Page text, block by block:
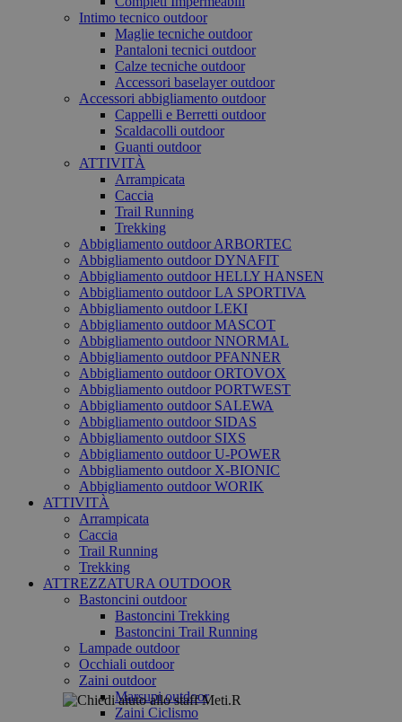
Intimo tecnico outdoor
Maglie tecniche outdoor
Pantaloni tecnici outdoor
Calze tecniche outdoor
Accessori baselayer outdoor
Accessori abbigliamento outdoor
Cappelli e Berretti outdoor
Scaldacolli outdoor
Guanti outdoor
ATTIVITÀ
Arrampicata
Caccia
Trail Running
Trekking
Abbigliamento outdoor ARBORTEC
Abbigliamento outdoor DYNAFIT
Abbigliamento outdoor HELLY HANSEN
Abbigliamento outdoor LA SPORTIVA
Abbigliamento outdoor LEKI
Abbigliamento outdoor MASCOT
Abbigliamento outdoor NNORMAL
Abbigliamento outdoor PFANNER
Abbigliamento outdoor ORTOVOX
Abbigliamento outdoor PORTWEST
Abbigliamento outdoor SALEWA
Abbigliamento outdoor SIDAS
Abbigliamento outdoor SIXS
Abbigliamento outdoor U-POWER
Abbigliamento outdoor X-BIONIC
Abbigliamento outdoor WORIK
ATTIVITÀ
Arrampicata
Caccia
Trail Running
Trekking
ATTREZZATURA OUTDOOR
Bastoncini outdoor
Bastoncini Trekking
Bastoncini Trail Running
Lampade outdoor
Occhiali outdoor
Zaini outdoor
Marsupi outdoor
Zaini Ciclismo